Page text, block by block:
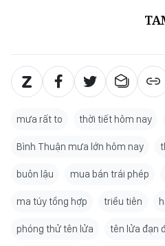
mưa rất to thời tiết hôm nay
Bình Thuận mưa lớn hôm nay
buôn lậu mua bán trái phép
ma túy tổng hợp triều tiên
phóng thử tên lửa tên lửa đạn